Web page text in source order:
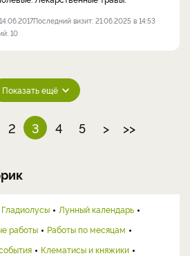
Последний визит: 21.06.2025 в 14:53
10
Показать ещё
2 3 4 5 > >>
Гладиолусы
Лунный календарь
работы
Работы по месяцам
Клематисы и княжики